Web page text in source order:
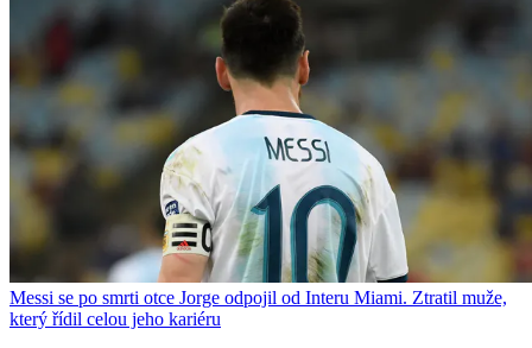
Messi se po smrti otce Jorge odpojil od Interu Miami. Ztratil muže,
který řídil celou jeho kariéru